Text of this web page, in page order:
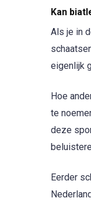
Kan
Als je in
eigenlijk
Hoe
te
deze
Eerder